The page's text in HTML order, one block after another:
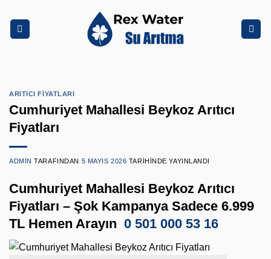
atla
ARITICI FIYATLARI
Cumhuriyet Mahallesi Beykoz Arıtıcı
Fiyatları
ADMIN TARAFINDAN 5 MAYIS 2026 TARIHINDE YAYINLANDI
Cumhuriyet Mahallesi Beykoz Arıtıcı
Fiyatları – Şok Kampanya Sadece 6.999
TL Hemen Arayın 0 501 000 53 16